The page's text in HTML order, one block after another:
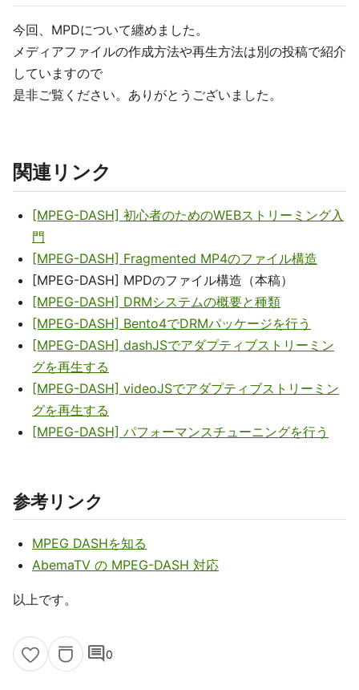
今回、MPDについて纏めました。
メディアファイルの作成方法や再生方法は別の投稿で紹介
していますので
是非ご覧ください。ありがとうございました。
関連リンク
[MPEG-DASH] 初心者のためのWEBストリーミング入
門
[MPEG-DASH] Fragmented MP4のファイル構造
[MPEG-DASH] MPDのファイル構造（本稿）
[MPEG-DASH] DRMシステムの概要と種類
[MPEG-DASH] Bento4でDRMパッケージを行う
[MPEG-DASH] dashJSでアダプティブストリーミン
グを再生する
[MPEG-DASH] videoJSでアダプティブストリーミン
グを再生する
[MPEG-DASH] パフォーマンスチューニングを行う
参考リンク
MPEG DASHを知る
AbemaTV の MPEG-DASH 対応
以上です。
comment0